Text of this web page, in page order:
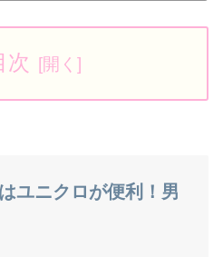
次
ユニクロが便利！男